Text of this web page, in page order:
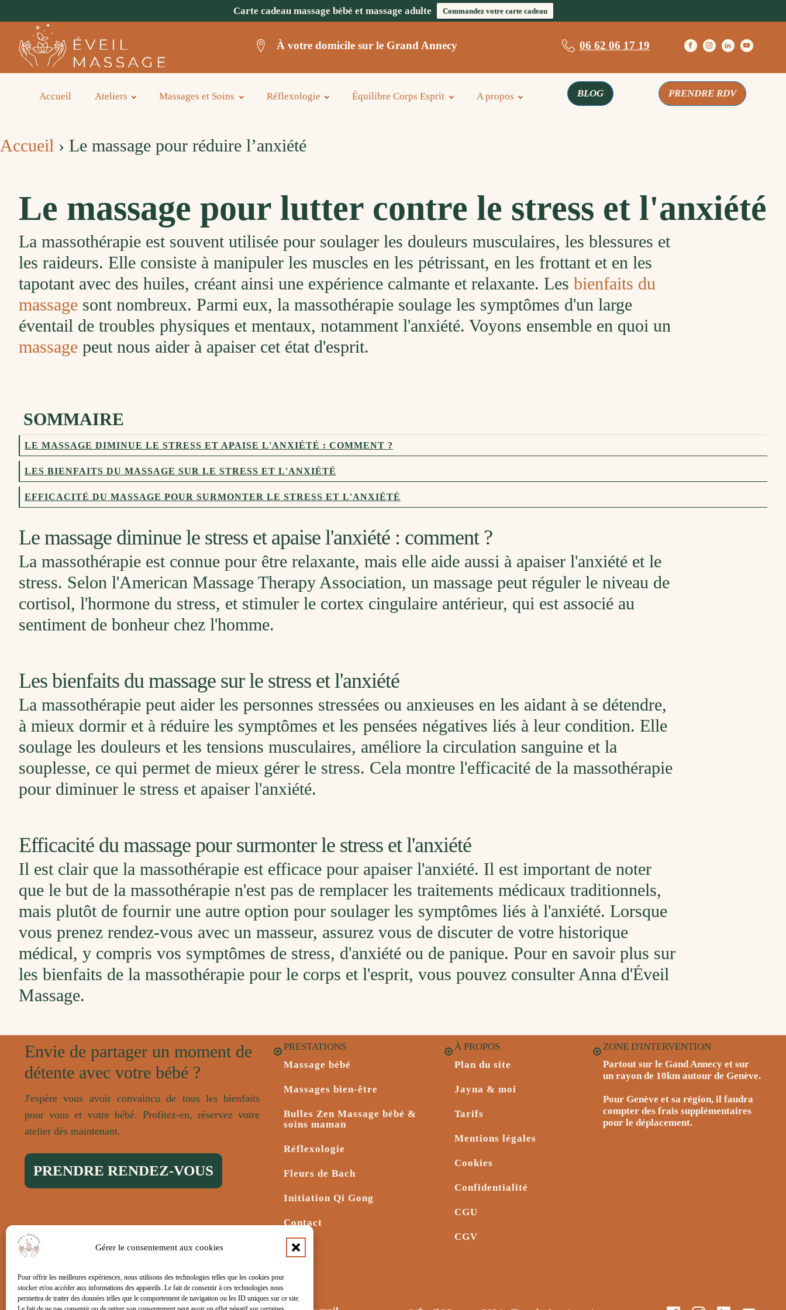
Carte cadeau massage bébé et massage adulte Commandez votre carte cadeau
Gérer le consentement aux cookies
Pour offrir les meilleures expériences, nous utilisons des technologies telles que les cookies pour
stocker et/ou accéder aux informations des appareils. Le fait de consentir à ces technologies nous
permettra de traiter des données telles que le comportement de navigation ou les ID uniques sur ce site.
À votre domicile sur le Grand Annecy 06 62 06 17 19
Accueil Ateliers Massages et Soins Réflexologie Équilibre Corps Esprit A propos BLOG PRENDRE RDV
Accueil › Le massage pour réduire l’anxiété
Le massage pour lutter contre le stress et l'anxiété
La massothérapie estsouventutilisée pour soulager les douleurs musculaires, les blessures et
les raideurs. Elle consiste à manipuler les muscles en les pétrissant, en les frottanteten les
tapotantavec des huiles, créantainsi une expérience calmante etrelaxante. Les bienfaits du
massage sont nombreux. Parmi eux, la massothérapie soulage les symptômes d'un large
éventail de troubles physiques etmentaux, notammentl'anxiété. Voyons ensemble en quoi un
massage peutnous aider à apaiser cet étatd'esprit.
SOMMAIRE
LE MASSAGE DIMINUE LE STRESS ET APAISE L'ANXIÉTÉ : COMMENT ?
LES BIENFAITS DU MASSAGE SUR LE STRESS ET L'ANXIÉTÉ
EFFICACITÉ DU MASSAGE POUR SURMONTER LE STRESS ET L'ANXIÉTÉ
Le massage diminue le stress et apaise l'anxiété : comment ?
La massothérapie estconnue pour être relaxante, mais elle aide aussi à apaiser l'anxiété et le
stress. Selon l'American Massage Therapy Association, un massage peutréguler le niveau de
cortisol, l'hormone du stress, etstimuler le cortex cingulaire antérieur, qui estassocié au
sentimentde bonheur chez l'homme.
Les bienfaits du massage sur le stress et l'anxiété
La massothérapie peut aider les personnes stressées ou anxieuses en les aidant à se détendre,
à mieux dormir et à réduire les symptômes et les pensées négatives liés à leur condition. Elle
soulage les douleurs et les tensions musculaires, améliore la circulation sanguine et la
souplesse, ce qui permet de mieux gérer le stress. Cela montre l'efficacité de la massothérapie
pour diminuer le stress et apaiser l'anxiété.
Efficacité du massage pour surmonter le stress et l'anxiété
Il est clair que la massothérapie est efficace pour apaiser l'anxiété. Il est important de noter
que le but de la massothérapie n'est pas de remplacer les traitements médicaux traditionnels,
mais plutôt de fournir une autre option pour soulager les symptômes liés à l'anxiété. Lorsque
vous prenez rendez-vous avec un masseur, assurez vous de discuter de votre historique
médical, y compris vos symptômes de stress, d'anxiété ou de panique. Pour en savoir plus sur
les bienfaits de la massothérapie pour le corps et l'esprit, vous pouvez consulter Anna d'Éveil
Massage.
Envie de partager un moment de
détente avec votre bébé ?
J'espère vous avoir convaincu de tous les bienfaits
pour vous et votre bébé. Profitez-en, réservez votre
atelier dès maintenant.
PRENDRE RENDEZ-VOUS
PRESTATIONS
Massage bébé
Massages bien-être
Bulles Zen Massage bébé &
soins maman
Réflexologie
Fleurs de Bach
Initiation Qi Gong
Contact
À PROPOS
Plan du site
Jayna & moi
Tarifs
Mentions légales
Cookies
Confidentialité
CGU
CGV
ZONE D'INTERVENTION
Partout sur le Gand Annecy et sur
un rayon de 10km autour de Genève.
Pour Genève et sa région, il faudra
compter des frais supplémentaires
pour le déplacement.